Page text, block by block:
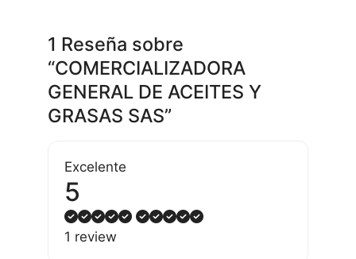
1 Reseña sobre
“COMERCIALIZADORA
GENERAL DE ACEITES Y
GRASAS SAS”
Excelente
5
1 review